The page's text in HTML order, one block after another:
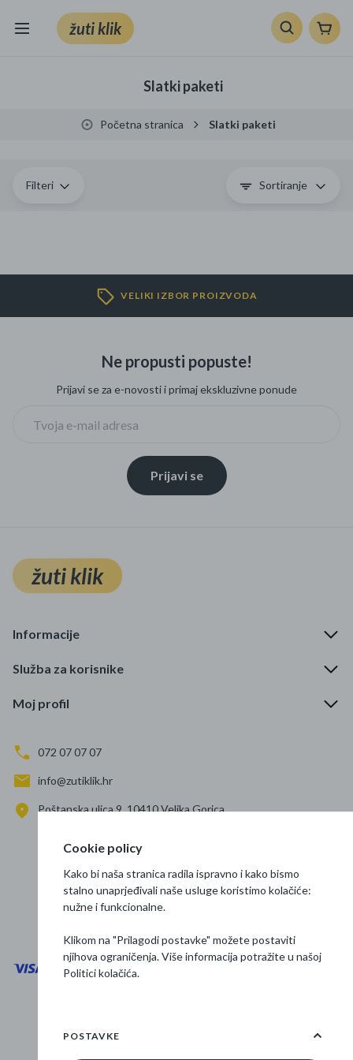
žuti klik
TV, audio i foto
Sport i slobodno vrijeme
Čišćenje zaliha
Kišobrani akcija
Ograničena cijena
Najpopularniji proizvodi
Roba s greškom
Slatki paketi
Početna stranica Slatki paketi
Filteri Sortiranje
VELIKI IZBOR PROIZVODA
Ne propusti popuste!
Prijavi se za e-novosti i primaj ekskluzivne ponude
Prijavi se
žuti klik
Informacije
Služba za korisnike
Moj profil
072 07 07 07
info@zutiklik.hr
Poštanska ulica 9, 10410 Velika Gorica
Prati nas
Osnovne informacije
Cookie policy
Kako bi naša stranica radila ispravno i kako bismo
stalno unaprjeđivali naše usluge koristimo kolačiće:
nužne i funkcionalne.
Klikom na "Prilagodi postavke" možete postaviti
njihova ograničenja. Više informacija potražite u našoj
Politici kolačića.
POSTAVKE